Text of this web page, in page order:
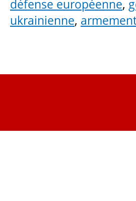
défense européenne,
ukrainienne,